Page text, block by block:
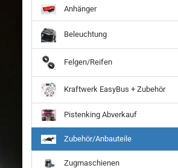
Anhänger
Beleuchtung
Felgen/Reifen
Kraftwerk EasyBus + Zubehör
Pistenking Abverkauf
Zubehör/Anbauteile
Zugmaschienen